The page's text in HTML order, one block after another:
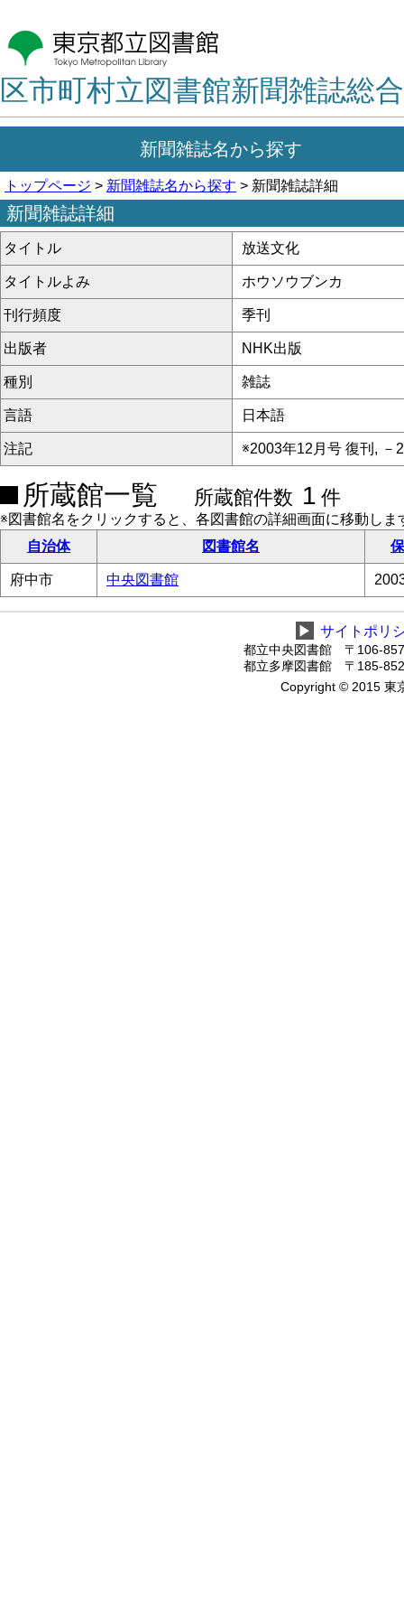
区市町村立図書館新聞雑誌総
新聞雑誌名から探す
トップページ > 新聞雑誌名から探す > 新聞雑誌詳細
新聞雑誌詳細
タイトル 放送文化
タイトルよみ ホウソウブンカ
刊行頻度 季刊
出版者 NHK出版
種別 雑誌
言語 日本語
注記 ※2003年12月号 復刊, －
所蔵館一覧 所蔵館件数 1 件
※図書館名をクリックすると、各図書館の詳細画面に移動しま
自治体
図書館名
府中市 中央図書館
▶ サイトポリ
都立中央図書館 〒106-
都立多摩図書館 〒185-
Copyright © 2015 東